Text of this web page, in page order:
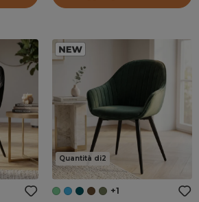
Quantità di2
+1